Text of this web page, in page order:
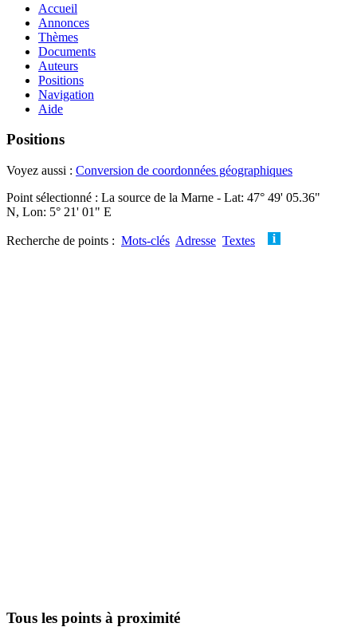
Accueil
Annonces
Thèmes
Documents
Auteurs
Positions
Navigation
Aide
Positions
Voyez aussi : Conversion de coordonnées géographiques
Point sélectionné : La source de la Marne - Lat: 47° 49' 05.36"
N, Lon: 5° 21' 01" E
Recherche de points : Mots-clés Adresse Textes
Tous les points à proximité